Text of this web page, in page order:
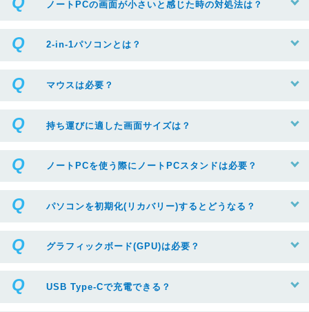
ノートPCの画面が小さいと感じた時の対処法は？
2-in-1パソコンとは？
マウスは必要？
持ち運びに適した画面サイズは？
ノートPCを使う際にノートPCスタンドは必要？
パソコンを初期化(リカバリー)するとどうなる？
グラフィックボード(GPU)は必要？
USB Type-Cで充電できる？